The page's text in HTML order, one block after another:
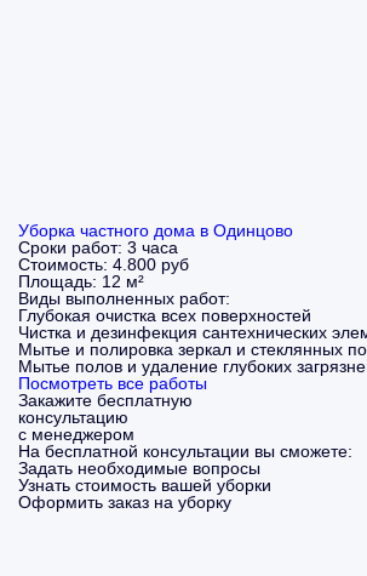
Уборка частного дома в Одинцово
Сроки работ: 3 часа
Стоимость: 4.800 руб
Площадь: 12 м²
Виды выполненных работ:
Глубокая очистка всех поверхностей
Чистка и дезинфекция сантехнических
Мытье и полировка зеркал и стеклянных
Мытье полов и удаление глубоких
Посмотреть все работы
Закажите бесплатную
консультацию
с менеджером
На бесплатной консультации вы сможете:
Задать необходимые вопросы
Узнать стоимость вашей уборки
Оформить заказ на уборку